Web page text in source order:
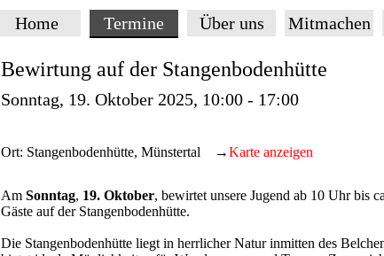
Home Termine Über uns Mitmachen
Bewirtung auf der Stangenbodenhütte
Sonntag, 19. Oktober 2025, 10:00 - 17:00
Ort: Stangenbodenhütte, Münstertal →Karte anzeigen
Am Sonntag, 19. Oktober, bewirtet unsere Jugend ab 10 Uhr bis
Gäste auf der Stangenbodenhütte.
Die Stangenbodenhütte liegt in herrlicher Natur inmitten des